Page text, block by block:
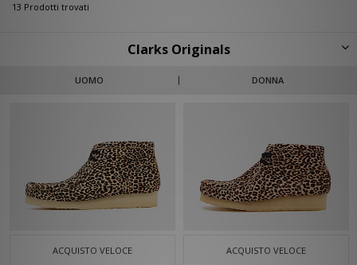
13 Prodotti trovati
Clarks Originals
UOMO DONNA
Introdotto per la prima volta nel 1950, Clarks Originals è un brand classico
e moderno allo stesso tempo, la cui popolarità non è mai svanita. Grazie
siamo rivenditori orgogliosi di avere un patrimonio di stampo inglese
come questo, e puoi scoprire la nostra estesa varietà di Clarks Originals
proprio qua in basso.
ACQUISTO VELOCE ACQUISTO VELOCE